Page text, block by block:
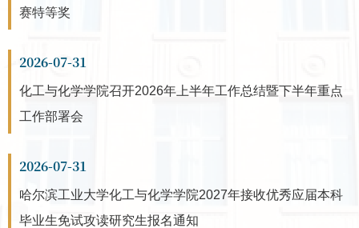
赛特等奖
2026-07-31
化工与化学学院召开2026年上半年工作总结暨下半年重点
工作部署会
2026-07-31
哈尔滨工业大学化工与化学学院2027年接收优秀应届本科
毕业生免试攻读研究生报名通知